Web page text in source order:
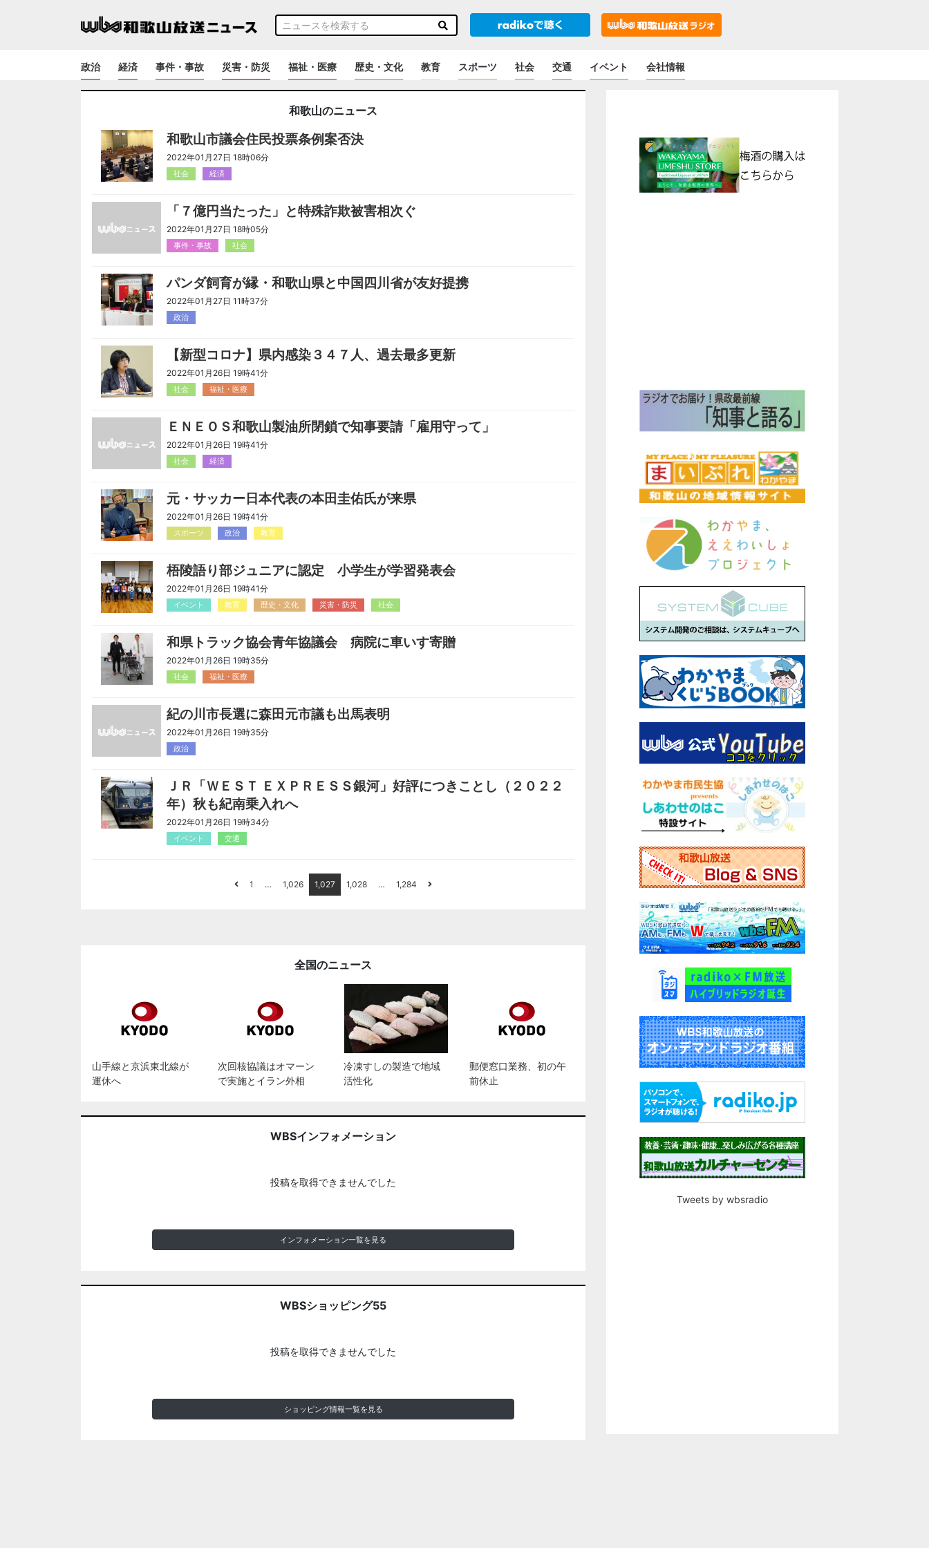
政治 経済 事件・事故 災害・防災 福祉・医療 歴史・文化 教育 スポーツ 社会 交通 イベント 会社情報
和歌山のニュース
和歌山市議会住民投票条例案否決
2022年01月27日 18時06分
社会 経済
「７億円当たった」と特殊詐欺被害相次ぐ
2022年01月27日 18時05分
事件・事故 社会
パンダ飼育が縁・和歌山県と中国四川省が友好提携
2022年01月27日 11時37分
政治
【新型コロナ】県内感染３４７人、過去最多更新
2022年01月26日 19時41分
社会 福祉・医療
ＥＮＥＯＳ和歌山製油所閉鎖で知事要請「雇用守って」
2022年01月26日 19時41分
社会 経済
元・サッカー日本代表の本田圭佑氏が来県
2022年01月26日 19時41分
スポーツ 政治 教育
梧陵語り部ジュニアに認定 小学生が学習発表会
2022年01月26日 19時41分
イベント 教育 歴史・文化 災害・防災 社会
和県トラック協会青年協議会 病院に車いす寄贈
2022年01月26日 19時35分
社会 福祉・医療
紀の川市長選に森田元市議も出馬表明
2022年01月26日 19時35分
政治
ＪＲ「ＷＥＳＴ ＥＸＰＲＥＳＳ銀河」好評につきことし（２０２２
年）秋も紀南乗入れへ
2022年01月26日 19時34分
イベント 交通
1 … 1,026 1,027 1,028 … 1,284
全国のニュース
山手線と京浜東北線が
運休へ
次回核協議はオマーン
で実施とイラン外相
冷凍すしの製造で地域
活性化
郵便窓口業務、初の午
前休止
WBSインフォメーション
投稿を取得できませんでした
インフォメーション一覧を見る
WBSショッピング55
投稿を取得できませんでした
ショッピング情報一覧を見る
Tweets by wbsradio